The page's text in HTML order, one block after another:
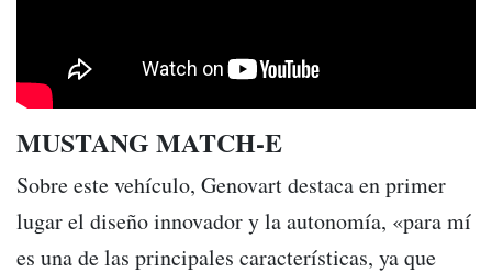
MUSTANG MATCH-E
Sobre este vehículo, Genovart destaca en primer
lugar el diseño innovador y la autonomía, «para mí
es una de las principales características, ya que